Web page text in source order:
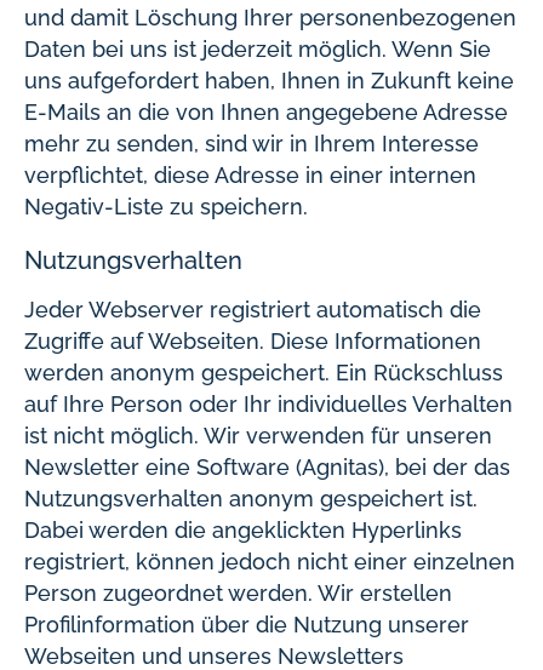
und damit Löschung Ihrer personenbezogenen
Daten bei uns ist jederzeit möglich. Wenn Sie
uns aufgefordert haben, Ihnen in Zukunft keine
E-Mails an die von Ihnen angegebene Adresse
mehr zu senden, sind wir in Ihrem Interesse
verpflichtet, diese Adresse in einer internen
Negativ-Liste zu speichern.
Nutzungsverhalten
Jeder Webserver registriert automatisch die
Zugriffe auf Webseiten. Diese Informationen
werden anonym gespeichert. Ein Rückschluss
auf Ihre Person oder Ihr individuelles Verhalten
ist nicht möglich. Wir verwenden für unseren
Newsletter eine Software (Agnitas), bei der das
Nutzungsverhalten anonym gespeichert ist.
Dabei werden die angeklickten Hyperlinks
registriert, können jedoch nicht einer einzelnen
Person zugeordnet werden. Wir erstellen
Profilinformation über die Nutzung unserer
Webseiten und unseres Newsletters